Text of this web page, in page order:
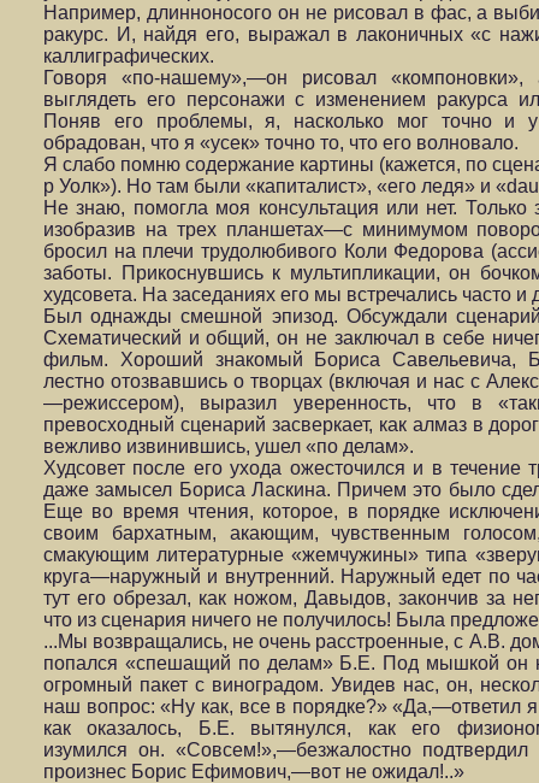
Например, длинноносого он не рисовал в фас, а
ракурс. И, найдя его, выражал в лаконичных «с
каллиграфических.
Говоря «по-нашему»,—он рисовал
выглядеть его персонажи с изменением ракурса
Поняв его проблемы, я, насколько мог точно и
обрадован, что я «усек» точно то, что его волновало.
Я слабо помню содержание картины (кажется, по
р Уолк»). Но там были «капиталист», «его ледя» и
Не знаю, помогла моя консультация или нет.
изобразив на трех планшетах—с минимумом
бросил на плечи трудолюбивого Коли Федорова
заботы. Прикоснувшись к мультипликации, он
худсовета. На заседаниях его мы встречались часто и
Был однажды смешной эпизод. Обсуждали
Схематический и общий, он не заключал в себе
фильм. Хороший знакомый Бориса Савельевича,
лестно отозвавшись о творцах (включая и нас с
—режиссером), выразил уверенность, что в
превосходный сценарий засверкает, как алмаз в
вежливо извинившись, ушел «по делам».
Худсовет после его ухода ожесточился и в течение
даже замысел Бориса Ласкина. Причем это было
Еще во время чтения, которое, в порядке
своим бархатным, акающим, чувственным
смакующим литературные «жемчужины» типа
круга—наружный и внутренний. Наружный едет по
тут его обрезал, как ножом, Давыдов, закончив за
что из сценария ничего не получилось! Была
...Мы возвращались, не очень расстроенные, с А.В.
попался «спешащий по делам» Б.Е. Под мышкой он
огромный пакет с виноградом. Увидев нас, он,
наш вопрос: «Ну как, все в порядке?» «Да,—ответил
как оказалось, Б.Е. вытянулся, как его
изумился он. «Совсем!»,—безжалостно
произнес Борис Ефимович,—вот не ожидал!..»